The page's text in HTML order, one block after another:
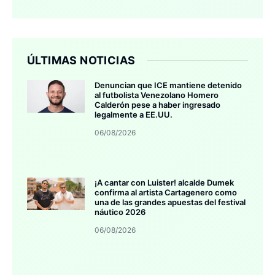
ÚLTIMAS NOTICIAS
Denuncian que ICE mantiene detenido
al futbolista Venezolano Homero
Calderón pese a haber ingresado
legalmente a EE.UU.
06/08/2026
¡A cantar con Luister! alcalde Dumek
confirma al artista Cartagenero como
una de las grandes apuestas del festival
náutico 2026
06/08/2026